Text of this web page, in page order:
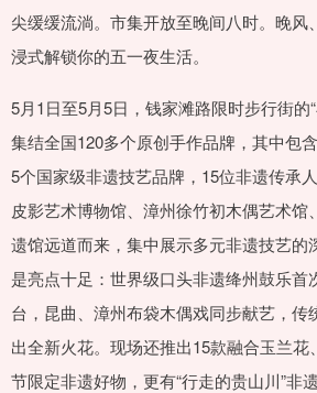
尖缓缓流淌。市集开放至晚间八时。晚风
浸式解锁你的五一夜生活。
5月1日至5月5日，钱家滩路限时步行街的
集结全国120多个原创手作品牌，其中包
5个国家级非遗技艺品牌，15位非遗传承
皮影艺术博物馆、漳州徐竹初木偶艺术馆
遗馆远道而来，集中展示多元非遗技艺的
是亮点十足：世界级口头非遗绛州鼓乐首
台，昆曲、漳州布袋木偶戏同步献艺，传
出全新火花。现场还推出15款融合玉兰
节限定非遗好物，更有“行走的贵山川”非